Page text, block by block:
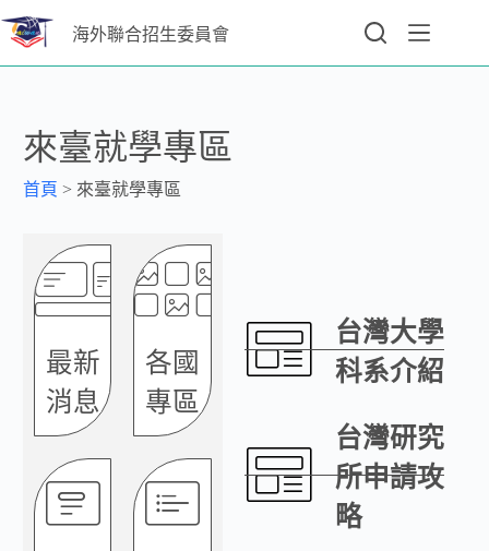
海外聯合招生委員會
來臺就學專區
首頁 > 來臺就學專區
最新
消息
各國
專區
台灣大學
科系介紹
台灣研究
所申請攻
略